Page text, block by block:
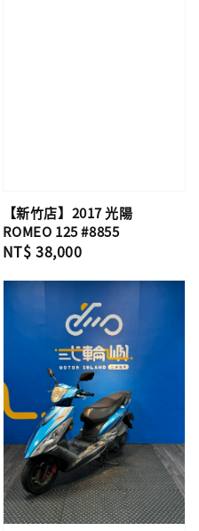
【新竹店】2017 光陽
ROMEO 125 #8855
Regular
NT$ 38,000